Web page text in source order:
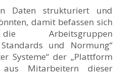
Daten strukturiert und
damit befassen sich
Standards und Normung“
Systeme“ der „Plattform
aus Mitarbeitern dieser